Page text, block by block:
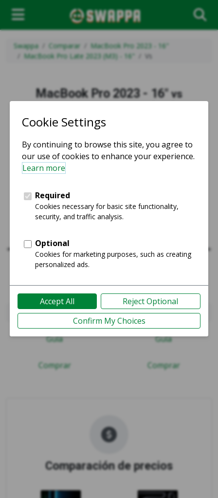
Swappa Comparar
MacBook Pro 2023 - 16"
MacBook Pro Late 2023 (M3) - 16"
Vs
MacBook Pro 2023 - 16" vs
vs
MacBook Pro 2023 - 16"
Guía
Comprar
MacBook Pro Late 2023
Guía
Comprar
Comparación de precios